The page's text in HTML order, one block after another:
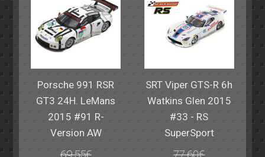
Porsche 991 RSR
GT3 24H. LeMans
2015 #91 R-
Version AW
SRT Viper GTS-R 6h
Watkins Glen 2015
#33 - RS
SuperSport